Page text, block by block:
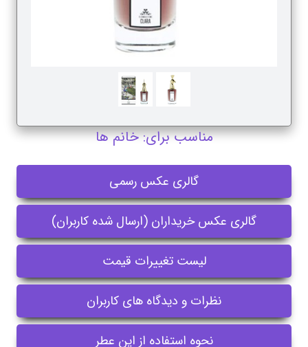
مناسب برای: خانم ها
گالری عکس رسمی
گالری عکس خریداران (ارسال شده کاربران)
لیست تغییرات قیمت
نظرات و دیدگاه های کاربران
نحوه استفاده از این عطر